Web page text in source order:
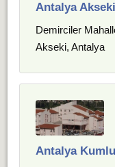
Antalya
Demirciler
Akseki, Antalya
Antalya